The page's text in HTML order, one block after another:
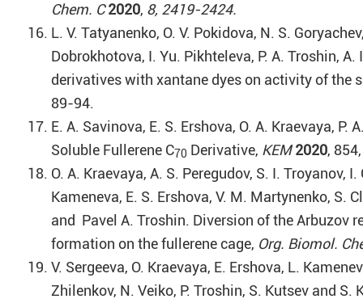
Chem. C 2020, 8, 2419-2424.
L. V. Tatyanenko, O. V. Pokidova, N. S.
Dobrokhotova, I. Yu. Pikhteleva, P. A. Troshin,
derivatives with xantane dyes on activity of the
89-94.
E. A. Savinova, E. S. Ershova, O. A. Kraevaya,
Soluble Fullerene C70 Derivative, KEM 2020,
O. A. Kraevaya, A. S. Peregudov, S. I. Troyanov,
Kameneva, E. S. Ershova, V. M. Martynenko, S.
and Pavel A. Troshin. Diversion of the Arbuzov
formation on the fullerene cage, Org. Biomol.
V. Sergeeva, O. Kraevaya, E. Ershova, L.
Zhilenkov, N. Veiko, P. Troshin, S. Kutsev and